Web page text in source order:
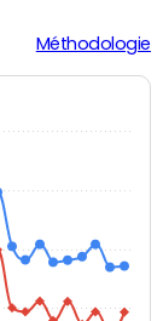
Méthodologie